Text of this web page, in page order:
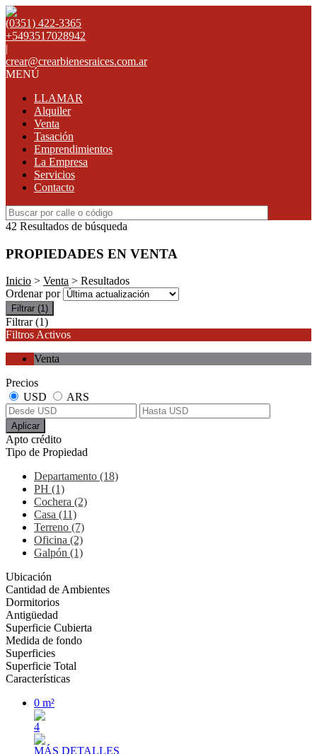
(0351) 422-3365
+5493517028942
|
crear@crearbienesraices.com.ar
MENÚ
LLAMAR
Alquiler
Venta
Tasación
Emprendimientos
La Empresa
Servicios
Contacto
42 Resultados de búsqueda
PROPIEDADES EN VENTA
Inicio > Venta > Resultados
Ordenar por
Filtrar (1)
Filtrar (1)
Filtros Activos
Venta
Precios
USD
ARS
Aplicar
Apto crédito
Tipo de Propiedad
Departamento (18)
PH (1)
Cochera (2)
Casa (11)
Terreno (7)
Oficina (2)
Galpón (1)
Ubicación
Cantidad de Ambientes
Dormitorios
Antigüedad
Superficie Cubierta
Medida de fondo
Superficies
Superficie Total
Características
0 m²
4
MÁS DETALLES